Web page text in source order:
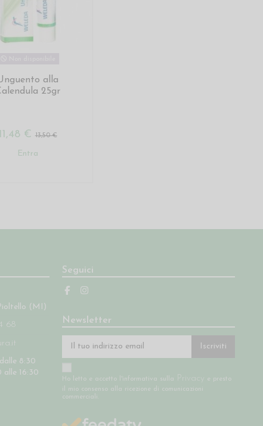
alla
25gr
11,48 € 13,50 €
Entra
(MI)
68
8:30
alle 16:30
Seguici
Newsletter
Iscriviti
Ho letto e accetto l'informativa sulla Privacy
e presto
il mio consenso alla ricezione di comunicazioni
commerciali.